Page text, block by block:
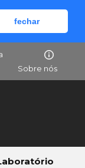
fechar
Sobre nós